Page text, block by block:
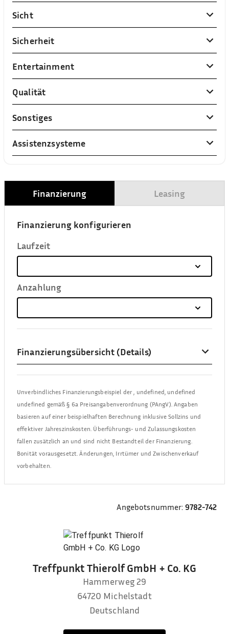
Sicht
Sicherheit
Entertainment
Qualität
Sonstiges
Assistenzsysteme
Finanzierung Leasing
Finanzierung konfigurieren
Laufzeit
Anzahlung
Finanzierungsübersicht (Details)
Unverbindliches Finanzierungsbeispiel der
undefined, undefined
undefined gemäß § 6a Preisangabenverordnung (PAngV). Angaben
basieren auf einer beispielhaften Berechnung inklusive Sollzins und
effektiver Jahreszinskosten. Überführungs- und Zulassungskosten
fallen zusätzlich an und sind nicht Bestandteil der Finanzierung.
Bonität vorausgesetzt. Änderungen, Irrtümer und Zwischenverkauf
vorbehalten.
Angebotsnummer: 9782-742
Treffpunkt Thierolf GmbH + Co. KG
Hammerweg 29
64720 Michelstadt
Deutschland